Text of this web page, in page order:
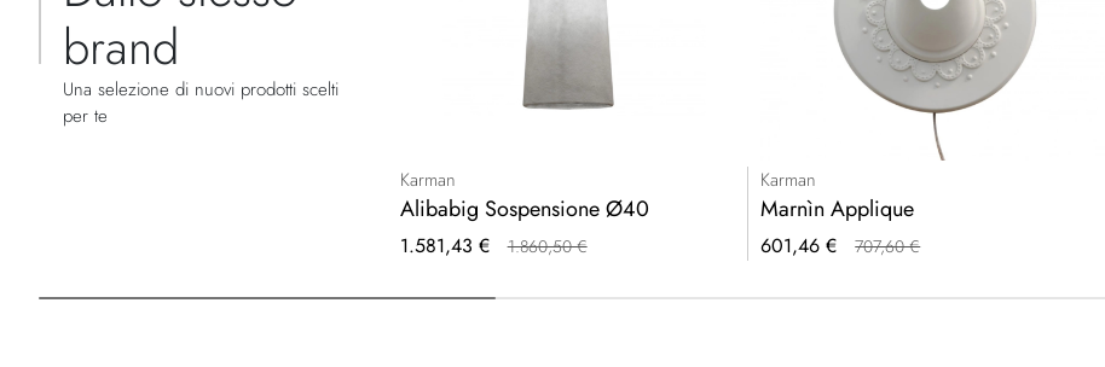
brand
Una selezione di nuovi prodotti scelti
per te
Karman
Alibabig Sospensione Ø40
Prezzo
1.581,43 € 1.860,50 €
Karman
Marnìn Applique
Prezzo
601,46 € 707,60 €